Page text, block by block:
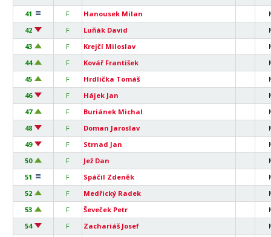
41
F Hanousek Milan
42
F Luňák David
43
F Krejčí Miloslav
44
F Kovář František
45
F Hrdlička Tomáš
46
F Hájek Jan
47
F Buriánek Michal
48
F Doman Jaroslav
49
F Strnad Jan
50
F Jež Dan
51
F Spáčil Zdeněk
52
F Medřický Radek
53
F Ševeček Petr
54
F Zachariáš Josef